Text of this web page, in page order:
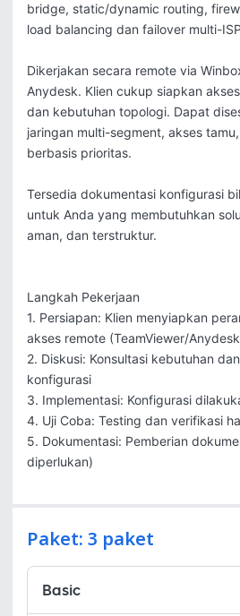
bridge, static/dynamic routing,
load balancing dan failover multi-
Dikerjakan secara remote via
Anydesk. Klien cukup siapkan
dan kebutuhan topologi. Dapat
jaringan multi-segment, akses
berbasis prioritas.
Tersedia dokumentasi konfigurasi
untuk Anda yang membutuhkan
aman, dan terstruktur.
Langkah Pekerjaan
1. Persiapan: Klien menyiapkan
akses remote (TeamViewer/
2. Diskusi: Konsultasi kebutuhan
konfigurasi
3. Implementasi: Konfigurasi
4. Uji Coba: Testing dan verifikasi
5. Dokumentasi: Pemberian
diperlukan)
Paket: 3 paket
Basic